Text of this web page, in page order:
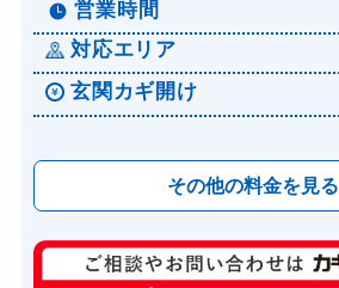
ドアノブカギ交換
営業時間
対応エリア
玄関カギ開け
その他の料金を見る
玄関カギ修理